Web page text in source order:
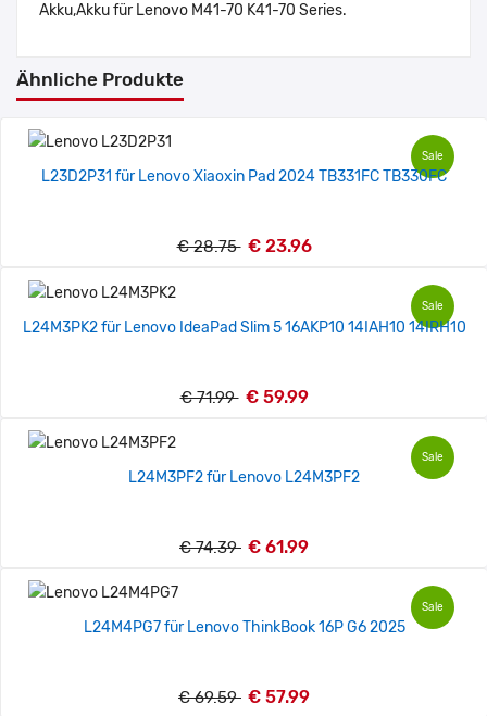
Akku,Akku für Lenovo M41-70 K41-70 Series.
Ähnliche Produkte
Sale
L23D2P31 für Lenovo Xiaoxin Pad 2024 TB331FC TB330FC
€ 28.75 € 23.96
Sale
L24M3PK2 für Lenovo IdeaPad Slim 5 16AKP10 14IAH10 14IRH10
€ 71.99 € 59.99
Sale
L24M3PF2 für Lenovo L24M3PF2
€ 74.39 € 61.99
Sale
L24M4PG7 für Lenovo ThinkBook 16P G6 2025
€ 69.59 € 57.99